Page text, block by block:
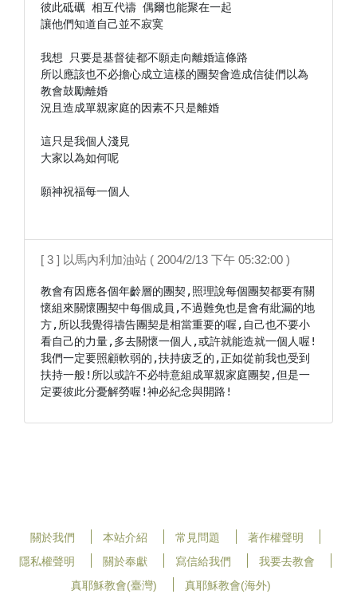
彼此砥礪 相互代禱 偶爾也能聚在一起
讓他們知道自己並不寂寞
我想 只要是基督徒都不願走向離婚這條路
所以應該也不必擔心成立這樣的團契會造成信徒們以為
教會鼓勵離婚
況且造成單親家庭的因素不只是離婚
這只是我個人淺見
大家以為如何呢
願神祝福每一個人
[ 3 ] 以馬內利加油站 ( 2004/2/13 下午 05:32:00 )
教會有因應各個年齡層的團契,照理說每個團契都要有關
懷組來關懷團契中每個成員,不過難免也是會有紕漏的地
方,所以我覺得禱告團契是相當重要的喔,自己也不要小
看自己的力量,多去關懷一個人,或許就能造就一個人喔!
我們一定要照顧軟弱的,扶持疲乏的,正如從前我也受到
扶持一般!所以或許不必特意組成單親家庭團契,但是一
定要彼此分憂解勞喔!神必紀念與開路!
關於我們 本站介紹 常見問題
著作權聲明
隱私權聲明
關於奉獻 寫信給我們
我要去教會
真耶穌教會(臺灣)
真耶穌教會(海外)